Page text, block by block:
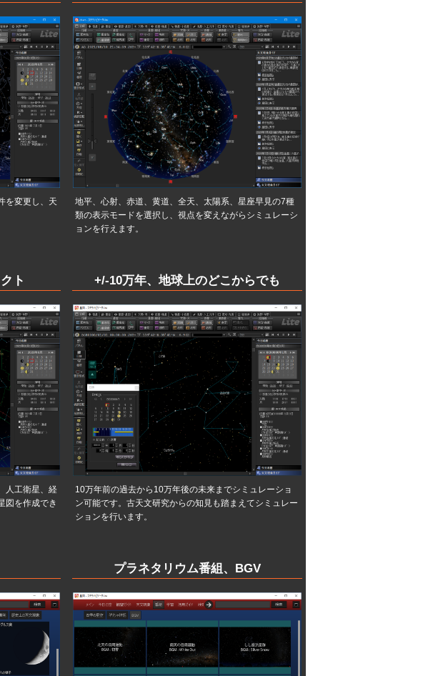
を変更し、天
地平、心射、赤道、黄道、全天、太陽系、星座早見の7種
類の表示モードを選択し、視点を変えながらシミュレーシ
ョンを行えます。
ト +/-10万年、地球上のどこからでも
人工衛星、経
図を作成でき
10万年前の過去から10万年後の未来までシミュレーショ
ン可能です。古天文研究からの知見も踏まえてシミュレー
ションを行います。
プラネタリウム番組、BGV